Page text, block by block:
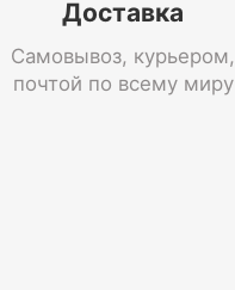
Доставка
Самовывоз, курьером,
почтой по всему миру